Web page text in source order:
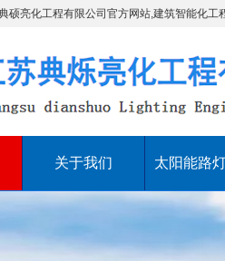
硕亮化工程有限公司官方网站,建筑智能化工
关于我们 太阳能路